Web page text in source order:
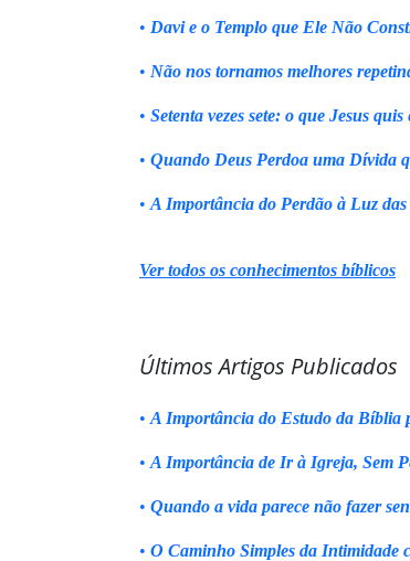
• Davi e o Templo que Ele Não
• Não nos tornamos melhores
• Setenta vezes sete: o que Jesus
• Quando Deus Perdoa uma Dívida
• A Importância do Perdão à Luz
Ver todos os conhecimentos bíblicos
Últimos Artigos Publicados
• A Importância do Estudo da Bíblia
• A Importância de Ir à Igreja, Sem
• Quando a vida parece não fazer
• O Caminho Simples da Intimidade